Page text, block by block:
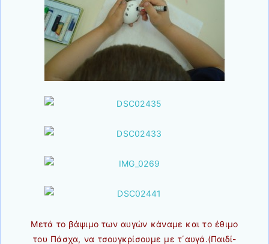
Μετά το βάψιμο των αυγών κάναμε και το έθιμο
του Πάσχα, να τσουγκρίσουμε με τ΄αυγά.(Παιδί-